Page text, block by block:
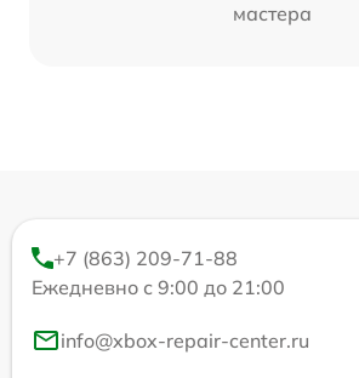
мастера
+7 (863) 209-71-88
Ежедневно с 9:00 до 21:00
info@xbox-repair-center.ru